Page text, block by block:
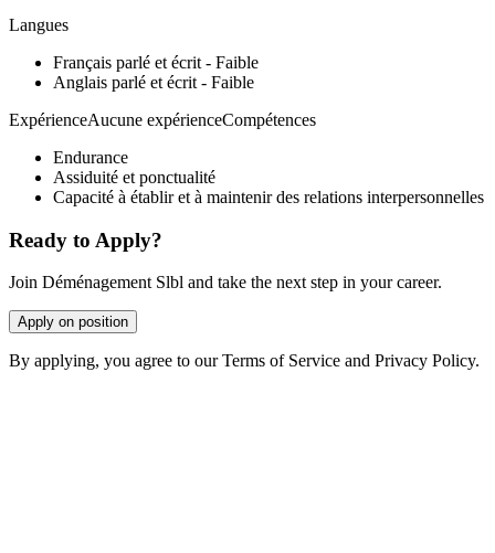
Langues
Français parlé et écrit - Faible
Anglais parlé et écrit - Faible
ExpérienceAucune expérienceCompétences
Endurance
Assiduité et ponctualité
Capacité à établir et à maintenir des relations interpersonnelles
Ready to Apply?
Join Déménagement Slbl and take the next step in your career.
Apply on position
By applying, you agree to our Terms of Service and Privacy Policy.